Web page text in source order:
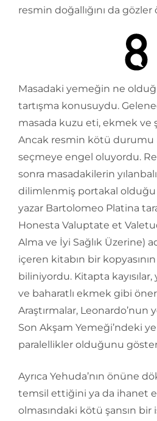
resmin doğallığını da
Masadaki yemeğin ne
tartışma konusuydu.
masada kuzu eti, ekmek ve
Ancak resmin kötü durumu
seçmeye engel oluyordu.
sonra masadakilerin
dilimlenmiş portakal olduğu
yazar Bartolomeo Platina
Honesta Valuptate et
Alma ve İyi Sağlık Üzerine)
içeren kitabın bir
biliniyordu. Kitapta kayısılar,
ve baharatlı ekmek gibi
Araştırmalar, Leonardo’nun
Son Akşam Yemeği’ndeki
paralellikler olduğunu
Ayrıca Yehuda’nın önüne
temsil ettiğini ya da ihanet
olmasındaki kötü şansın bir